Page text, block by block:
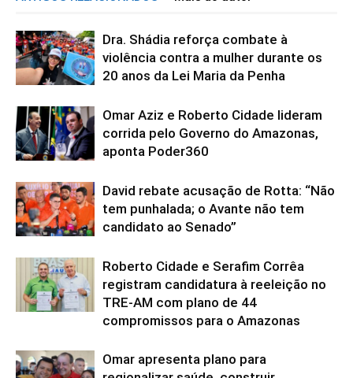
Dra. Shádia reforça combate à
violência contra a mulher durante os
20 anos da Lei Maria da Penha
Omar Aziz e Roberto Cidade lideram
corrida pelo Governo do Amazonas,
aponta Poder360
David rebate acusação de Rotta: “Não
tem punhalada; o Avante não tem
candidato ao Senado”
Roberto Cidade e Serafim Corrêa
registram candidatura à reeleição no
TRE-AM com plano de 44
compromissos para o Amazonas
Omar apresenta plano para